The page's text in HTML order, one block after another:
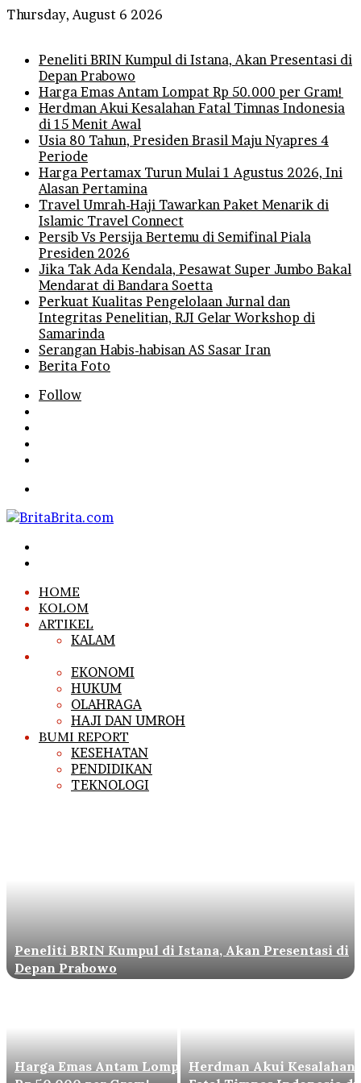
Thursday, August 6 2026
Peneliti BRIN Kumpul di Istana, Akan Presentasi di
Depan Prabowo
Harga Emas Antam Lompat Rp 50.000 per Gram!
Herdman Akui Kesalahan Fatal Timnas Indonesia
di 15 Menit Awal
Usia 80 Tahun, Presiden Brasil Maju Nyapres 4
Periode
Harga Pertamax Turun Mulai 1 Agustus 2026, Ini
Alasan Pertamina
Travel Umrah-Haji Tawarkan Paket Menarik di
Islamic Travel Connect
Persib Vs Persija Bertemu di Semifinal Piala
Presiden 2026
Jika Tak Ada Kendala, Pesawat Super Jumbo Bakal
Mendarat di Bandara Soetta
Perkuat Kualitas Pengelolaan Jurnal dan
Integritas Penelitian, RJI Gelar Workshop di
Samarinda
Serangan Habis-habisan AS Sasar Iran
Berita Foto
Follow
HOME
KOLOM
ARTIKEL
KALAM
EKONOMI
HUKUM
OLAHRAGA
HAJI DAN UMROH
BUMI REPORT
KESEHATAN
PENDIDIKAN
TEKNOLOGI
Peneliti BRIN Kumpul di Istana, Akan Presentasi di
Depan Prabowo
Harga Emas Antam LompatHerdman Akui Kesalahan